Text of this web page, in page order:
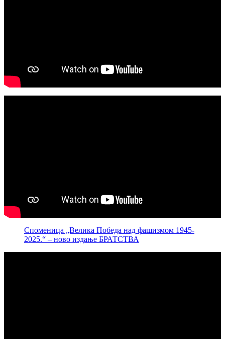
Споменица „Велика Победа над фашизмом 1945-
2025.“ – ново издање БРАТСТВА